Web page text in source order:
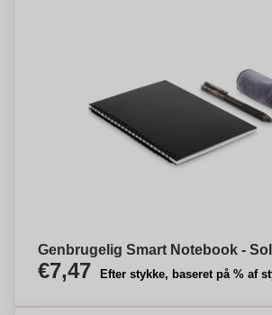
Genbrugelig Smart Notebook -
€7,47 Efter stykke, baseret på % af